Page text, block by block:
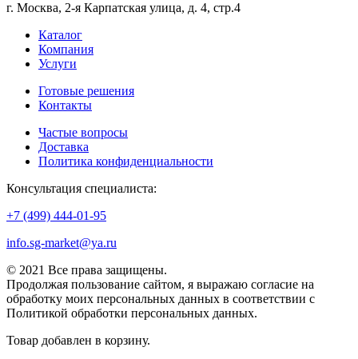
г. Москва, 2-я Карпатская улица, д. 4, стр.4
Каталог
Компания
Услуги
Готовые решения
Контакты
Частые вопросы
Доставка
Политика конфиденциальности
Консультация специалиста:
+7 (499) 444-01-95
info.sg-market@ya.ru
© 2021 Все права защищены.
Продолжая пользование сайтом, я выражаю согласие на
обработку моих персональных данных в соответствии с
Политикой обработки персональных данных.
Товар добавлен в корзину.